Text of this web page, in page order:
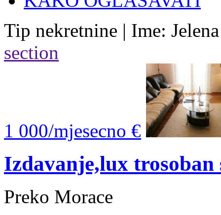
Tip nekretnine | Ime:
section
1 000/mjesecno €
Izdavanje,lux
Preko Morace